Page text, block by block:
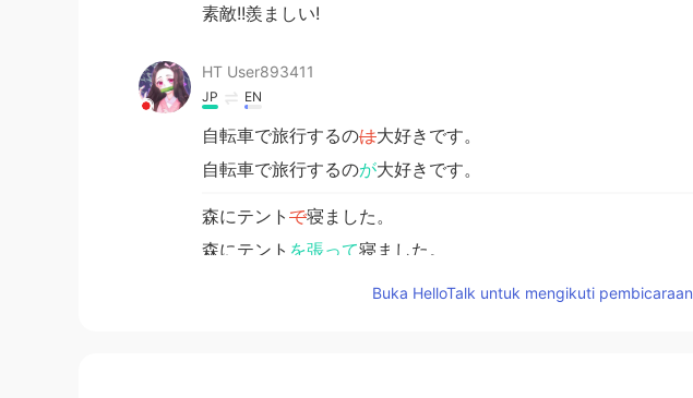
素敵!!羨ましい!
HT User893411
JP EN
自転車で旅行するのは大好きです。
自転車で旅行するのが大好きです。
森にテント で寝ました。
森にテント を張って寝ました。
るのは珍しいと思います。
Buka HelloTalk untuk mengikuti pembicaraan